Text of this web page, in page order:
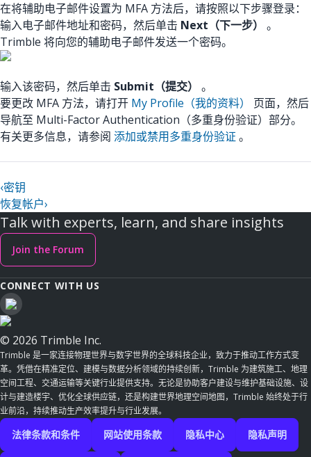
在将辅助电子邮件设置为 MFA 方法后，请按照以下步骤登录：
输入电子邮件地址和密码，然后单击 Next（下一步）
。
Trimble 将向您的辅助电子邮件发送一个密码。
输入该密码，然后单击 Submit（提交）
。
要更改 MFA 方法，请打开 My Profile（我的资料）
页面，然后
导航至 Multi-Factor Authentication（多重身份验证）部分。
有关更多信息，请参阅 添加或禁用多重身份验证 。
‹密钥
恢复帐户›
Talk with experts, learn, and share insights
Join the Forum
CONNECT WITH US
© 2026 Trimble Inc.
Trimble 是一家连接物理世界与数字世界的全球科技企业，致力于推动工作方式变
革。凭借在精准定位、建模与数据分析领域的持续创新，Trimble 为建筑施工、地理
空间工程、交通运输等关键行业提供支持。无论是协助客户建设与维护基础设施、设
计与建造楼宇、优化全球供应链，还是构建世界地理空间地图，Trimble 始终处于行
业前沿，持续推动生产效率提升与行业发展。
法律条款和条件 网站使用条款 隐私中心 隐私声明